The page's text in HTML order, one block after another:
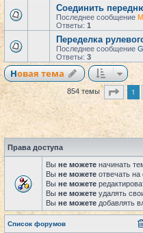
Соединить
Последнее сообщение
Ответы: 1
Переделка
Последнее сообщение
Ответы: 3
Новая тема
854 темы 1
Права доступа
Вы не можете начинать
Вы не можете отвечать
Вы не можете
Вы не можете удалять
Вы не можете добавлять
Список форумов